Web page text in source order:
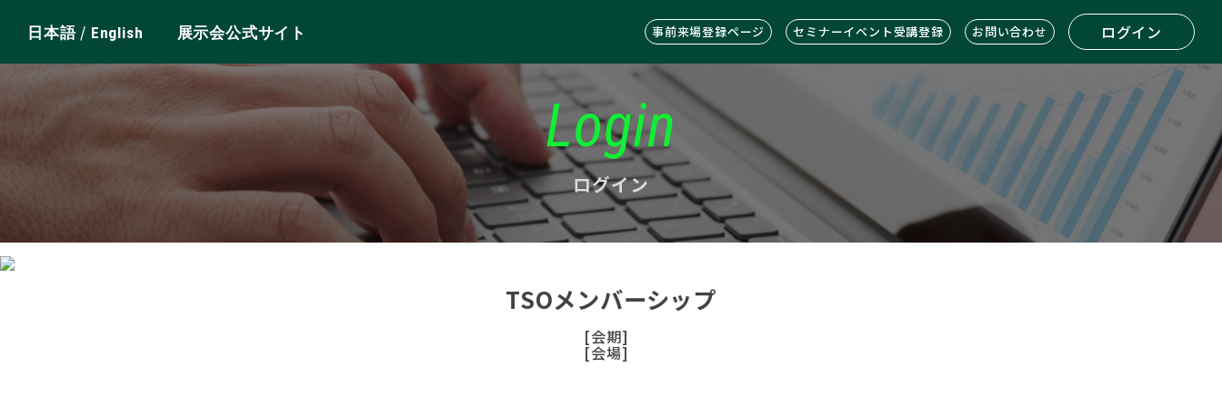
日本語/ English 展示会公式サイト 事前来場登録ページ セミナーイベント受講登録 お問い合わせ ログイン
Login
ログイン
TSOメンバーシップ
[会期]
[会場]